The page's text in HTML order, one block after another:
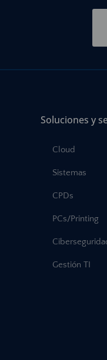
Soluciones y
Cloud
Sistemas
CPDs
PCs/Printing
Gestión TI